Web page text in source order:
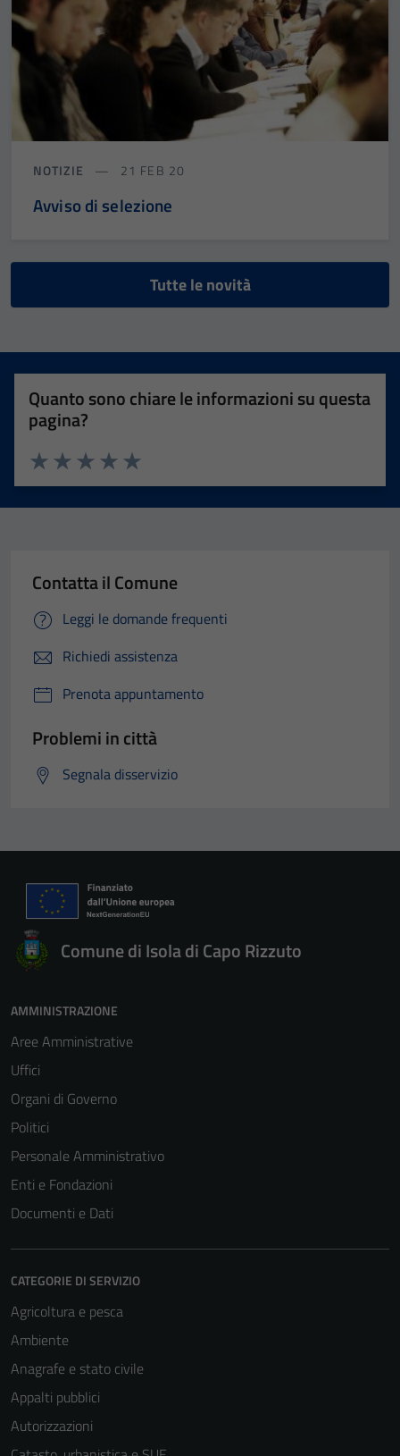
NOTIZIE 21 FEB 20
Avviso di selezione
Tutte le novità
Quanto sono chiare le informazioni su questa
pagina?
Valuta 5 stelle su 5
Valuta 4 stelle su 5
Valuta 3 stelle su 5
Valuta 2 stelle su 5
Valuta 1 stelle su 5
Contatta il Comune
Leggi le domande frequenti
Richiedi assistenza
Prenota appuntamento
Problemi in città
Segnala disservizio
Comune di Isola di Capo Rizzuto
AMMINISTRAZIONE
Aree Amministrative
Uffici
Organi di Governo
Politici
Personale Amministrativo
Enti e Fondazioni
Documenti e Dati
CATEGORIE DI SERVIZIO
Agricoltura e pesca
Ambiente
Anagrafe e stato civile
Appalti pubblici
Autorizzazioni
interests
and
behavior as
you visit our
site, you
increase the